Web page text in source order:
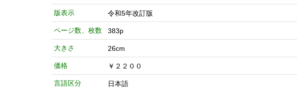
版表示 令和5年改訂版
ページ数、枚数 383p
大きさ 26cm
価格 ￥２２００
言語区分 日本語